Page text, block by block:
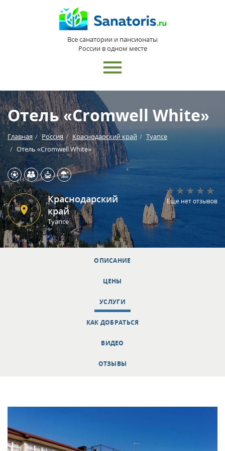
Все санатории и пансионаты
России в одном месте
Отель «Cromwell White»
Главная Россия Краснодарский край
Туапсе
Отель «Cromwell White»
Краснодарский
край
Туапсе
Еще нет отзывов
ОПИСАНИЕ
ЦЕНЫ
УСЛУГИ
КАК ДОБРАТЬСЯ
ВИДЕО
ОТЗЫВЫ